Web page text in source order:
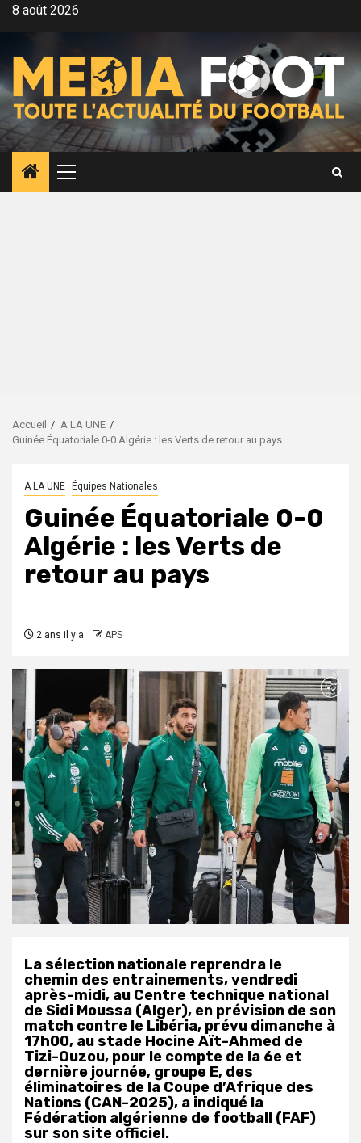
Aller8 août 2026
Menu
principal
Accueil
A LA UNE
Guinée Équatoriale 0-0 Algérie : les Verts de retour au pays
A LA UNE Équipes Nationales
Guinée Équatoriale 0-0
Algérie : les Verts de
retour au pays
2 ans il y a APS
La sélection nationale reprendra le
chemin des entrainements, vendredi
après-midi, au Centre technique national
de Sidi Moussa (Alger), en prévision de son
match contre le Libéria, prévu dimanche à
17h00, au stade Hocine Aït-Ahmed de
Tizi-Ouzou, pour le compte de la 6e et
dernière journée, groupe E, des
éliminatoires de la Coupe d’Afrique des
Nations (CAN-2025), a indiqué la
Fédération algérienne de football (FAF)
sur son site officiel.